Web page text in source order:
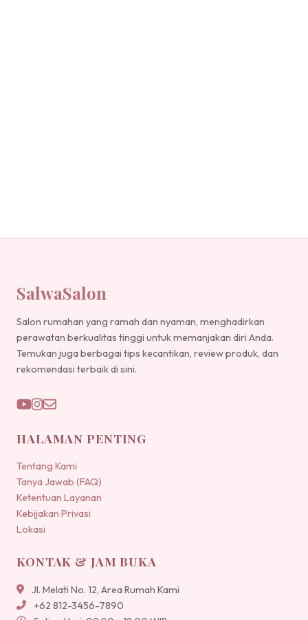
SalwaSalon
Salon rumahan yang ramah dan nyaman, menghadirkan
perawatan berkualitas tinggi untuk memanjakan diri Anda.
Temukan juga berbagai tips kecantikan, review produk, dan
rekomendasi terbaik di sini.
HALAMAN PENTING
Tentang Kami
Tanya Jawab (FAQ)
Ketentuan Layanan
Kebijakan Privasi
Lokasi
KONTAK & JAM BUKA
Jl. Melati No. 12, Area Rumah Kami
+62 812-3456-7890